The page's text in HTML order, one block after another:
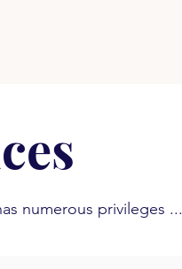
numerous privileges ...